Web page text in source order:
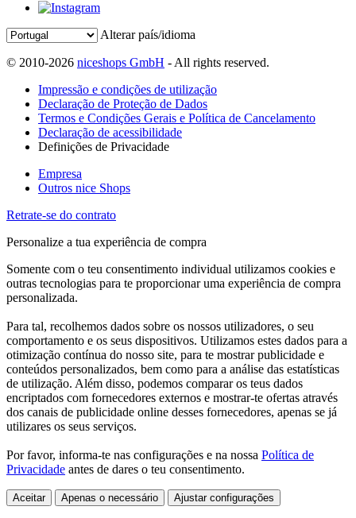
Alterar país/idioma
© 2010-2026 niceshops GmbH - All rights reserved.
Impressão e condições de utilização
Declaração de Proteção de Dados
Termos e Condições Gerais e Política de Cancelamento
Declaração de acessibilidade
Definições de Privacidade
Empresa
Outros nice Shops
Retrate-se do contrato
Personalize a tua experiência de compra
Somente com o teu consentimento individual utilizamos cookies e
outras tecnologias para te proporcionar uma experiência de compra
personalizada.
Para tal, recolhemos dados sobre os nossos utilizadores, o seu
comportamento e os seus dispositivos. Utilizamos estes dados para a
otimização contínua do nosso site, para te mostrar publicidade e
conteúdos personalizados, bem como para a análise das estatísticas
de utilização. Além disso, podemos comparar os teus dados
encriptados com fornecedores externos e mostrar-te ofertas através
dos canais de publicidade online desses fornecedores, apenas se já
utilizares os seus serviços.
Por favor, informa-te nas configurações e na nossa Política de
Privacidade antes de dares o teu consentimento.
Aceitar Apenas o necessário Ajustar configurações